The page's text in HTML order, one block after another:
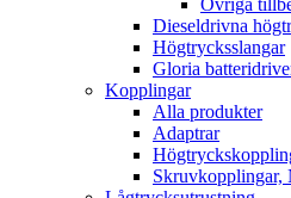
Övriga
Dieseldrivna
Högtrycksslangar
Gloria
Kopplingar
Alla produkter
Adaptrar